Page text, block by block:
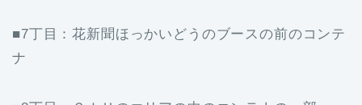
■7丁目：花新聞ほっかいどうのブースの前のコンテ
ナ